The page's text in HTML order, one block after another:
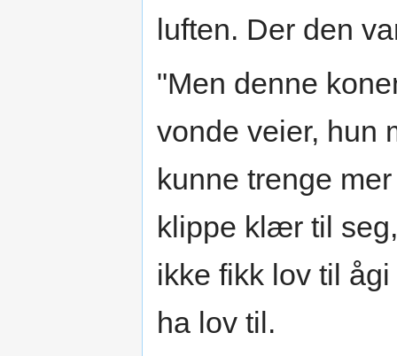
luften. Der den
"Men denne
vonde veier, hun
kunne trenge
klippe klær til
ikke fikk lov til
ha lov til.